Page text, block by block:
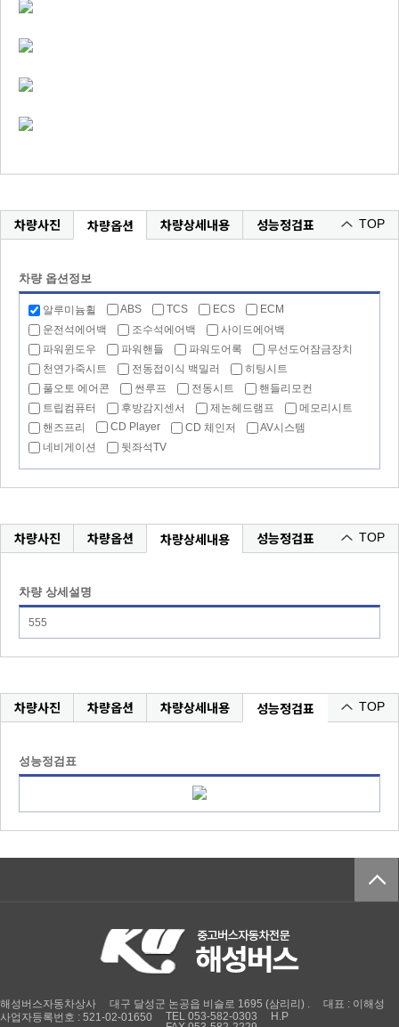
차량사진 차량옵션 차량상세내용 성능정검표 TOP
차량 옵션정보
알루미늄휠 ABS TCS ECS
ECM
운전석에어백
조수석에어백
사이드에어백
파워윈도우
파워핸들 파워도어록
무선도어잠금장치
천연가죽시트
전동접이식 백밀러
히팅시트
풀오토 에어콘
썬루프 전동시트
핸들리모컨
트립컴퓨터
후방감지센서 제논헤드램프
메모리시트
핸즈프리
CD Player CD 체인저
AV시스템
네비게이션
뒷좌석TV
차량사진 차량옵션 차량상세내용 성능정검표 TOP
차량 상세설명
555
차량사진 차량옵션 차량상세내용 성능정검표 TOP
성능정검표
해성버스자동차상사 대구 달성군 논공읍 비슬로 1695 (삼리리) .
대표 : 이해성
사업자등록번호 : 521-02-01650
TEL 053-582-0303
H.P